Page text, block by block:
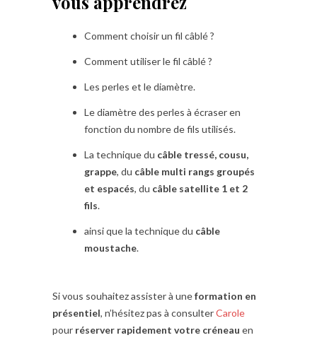
Comment choisir un fil câblé ?
Comment utiliser le fil câblé ?
Les perles et le diamètre.
Le diamètre des perles à écraser en
fonction du nombre de fils utilisés.
La technique du câble tressé, cousu,
grappe, du câble multi rangs groupés
et espacés, du câble satellite 1 et 2
fils.
ainsi que la technique du câble
moustache.
Si vous souhaitez assister à uneformation en
présentiel, n’hésitez pas à consulterCarole
pour réserver rapidement votre créneau en